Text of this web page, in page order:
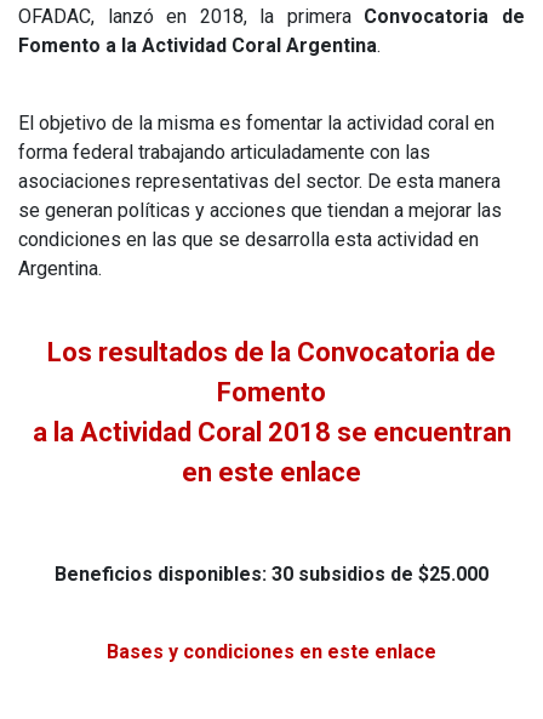
OFADAC, lanzó en 2018, la primera Convocatoria de
Fomento a la Actividad Coral Argentina.
El objetivo de la misma es fomentar la actividad coral en
forma federal trabajando articuladamente con las
asociaciones representativas del sector. De esta manera
se generan políticas y acciones que tiendan a mejorar las
condiciones en las que se desarrolla esta actividad en
Argentina.
Los resultados de la Convocatoria de
Fomento
a la Actividad Coral 2018 se encuentran
en este enlace
Beneficios disponibles: 30 subsidios de $25.000
Bases y condiciones en este enlace